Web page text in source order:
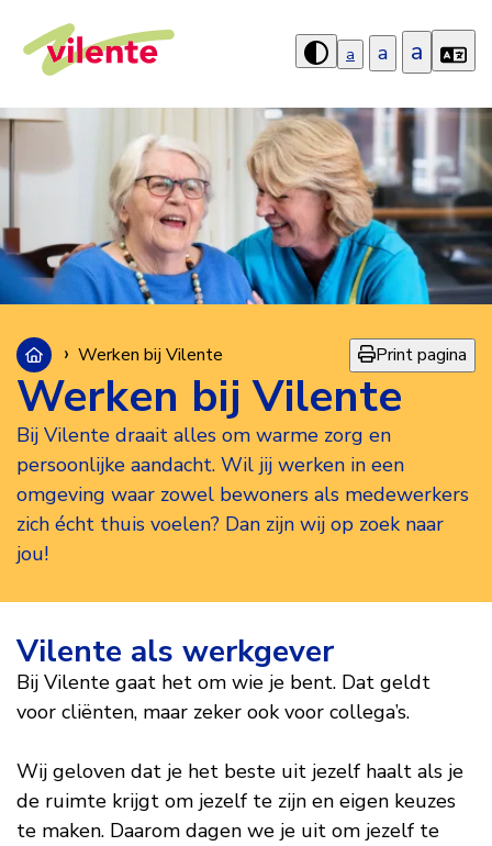
Hoog
aanzetten
a a a
Werken bij Vilente Print pagina
Werken bij Vilente
Bij Vilente draait alles om warme zorg en
persoonlijke aandacht. Wil jij werken in een
omgeving waar zowel bewoners als medewerkers
zich écht thuis voelen? Dan zijn wij op zoek naar
jou!
Werken
bij
Vilente
Vilente als werkgever
Bij Vilente gaat het om wie je bent. Dat geldt
voor cliënten, maar zeker ook voor collega’s.
Wij geloven dat je het beste uit jezelf haalt als je
de ruimte krijgt om jezelf te zijn en eigen keuzes
te maken. Daarom dagen we je uit om jezelf te